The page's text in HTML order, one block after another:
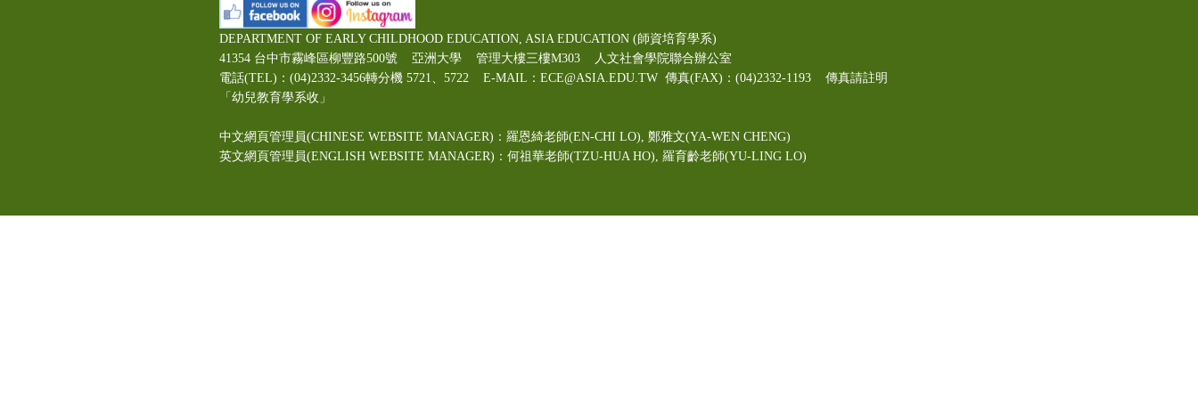
DEPARTMENT OF EARLY CHILDHOOD EDUCATION, ASIA EDUCATION (師資培育學系)
41354 台中市霧峰區柳豐路500號 亞洲大學 管理大樓三樓M303 人文社會學院聯合辦公室
電話(TEL)：(04)2332-3456轉分機 5721、5722 E-MAIL：ECE@ASIA.EDU.TW 傳真(FAX)：(04)2332-1193 傳真請註明
「幼兒教育學系收」
中文網頁管理員(CHINESE WEBSITE MANAGER)：羅恩綺老師(EN-CHI LO) , 鄭雅文(YA-WEN CHENG)
英文網頁管理員(ENGLISH WEBSITE MANAGER)：何祖華老師(TZU-HUA HO), 羅育齡老師(YU-LING LO)